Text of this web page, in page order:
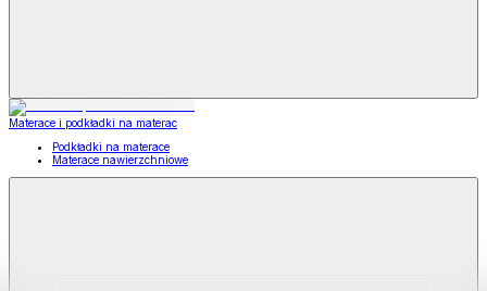
Materace i podkładki na materac
Podkładki na materace
Materace nawierzchniowe